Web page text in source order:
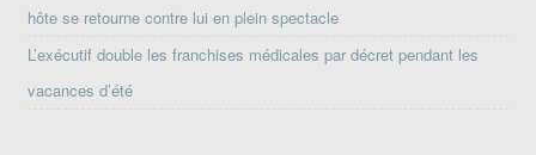
hôte se retourne contre lui en plein spectacle
L’exécutif double les franchises médicales par décret pendant les
vacances d’été